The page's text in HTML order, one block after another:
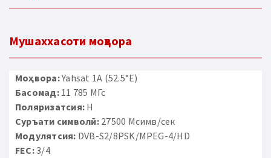
Мушаххасоти моҳвора
Моҳвора:Yahsat 1A (52.5°E)
Басомад:11 785 МГс
Поляризатсия: H
Суръати символӣ:27500 Мсимв/сек
Модулятсия: DVB-S2/8PSK/MPEG-4/HD
FEC:3/4